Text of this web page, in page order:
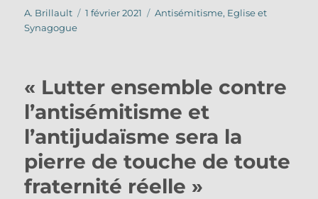
Auteur
A. Brillault
Publié
1 février 2021 Catégories
Antisémitisme, Eglise et
Synagogue
« Lutter ensemble contre
l’antisémitisme et
l’antijudaïsme sera la
pierre de touche de toute
fraternité réelle »